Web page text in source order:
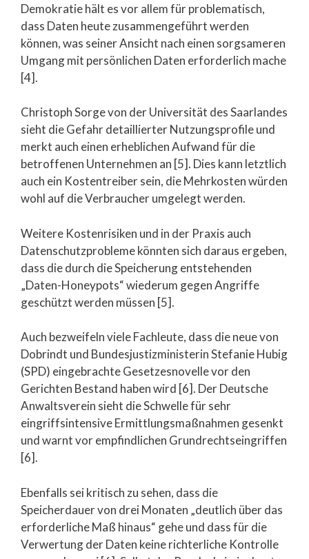
Demokratie hält es vor allem für problematisch,
dass Daten heute zusammengeführt werden
können, was seiner Ansicht nach einen sorgsameren
Umgang mit persönlichen Daten erforderlich mache
[4].
Christoph Sorge von der Universität des Saarlandes
sieht die Gefahr detaillierter Nutzungsprofile und
merkt auch einen erheblichen Aufwand für die
betroffenen Unternehmen an [5]. Dies kann letztlich
auch ein Kostentreiber sein, die Mehrkosten würden
wohl auf die Verbraucher umgelegt werden.
Weitere Kostenrisiken und in der Praxis auch
Datenschutzprobleme könnten sich daraus ergeben,
dass die durch die Speicherung entstehenden
„Daten-Honeypots“ wiederum gegen Angriffe
geschützt werden müssen [5].
Auch bezweifeln viele Fachleute, dass die neue von
Dobrindt und Bundesjustizministerin Stefanie Hubig
(SPD) eingebrachte Gesetzesnovelle vor den
Gerichten Bestand haben wird [6]. Der Deutsche
Anwaltsverein sieht die Schwelle für sehr
eingriffsintensive Ermittlungsmaßnahmen gesenkt
und warnt vor empfindlichen Grundrechtseingriffen
[6].
Ebenfalls sei kritisch zu sehen, dass die
Speicherdauer von drei Monaten „deutlich über das
erforderliche Maß hinaus“ gehe und dass für die
Verwertung der Daten keine richterliche Kontrolle